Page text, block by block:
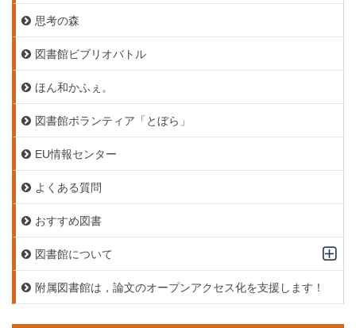
思考の森
図書館ビブリオバトル
ほん和かふぇ。
図書館ボランティア「とぼら」
EU情報センター
よくある質問
おすすめ図書
図書館について
附属図書館は，論文のオープンアクセス化を支援します！